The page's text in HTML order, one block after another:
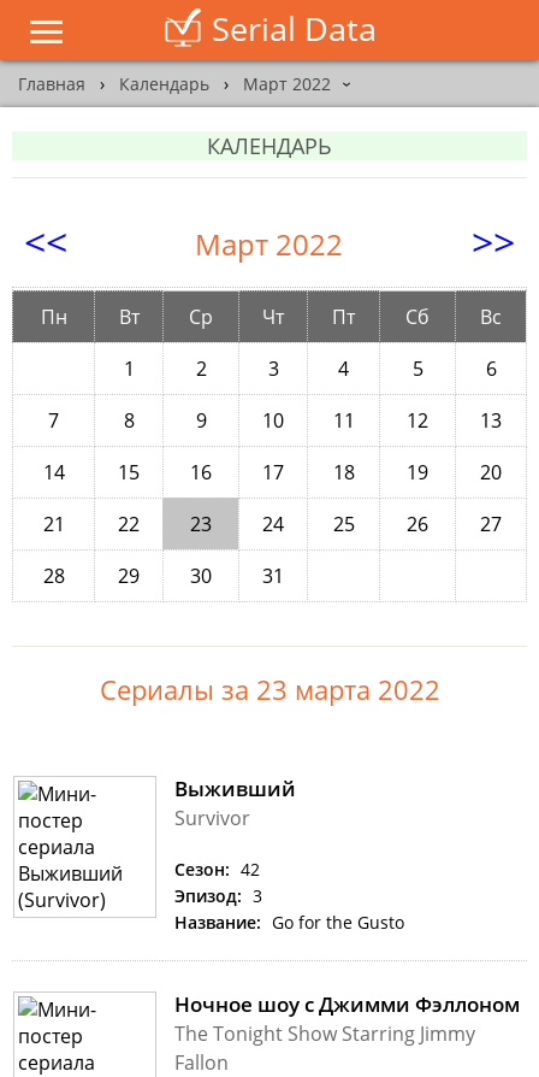
Serial Data
Главная › Календарь › Март 2022 ›
КАЛЕНДАРЬ
<< Март 2022 >>
Пн Вт Ср Чт Пт Сб
Вс
1
2 3 4 5
6
7
8 9 10 11 12
13
14
15 16 17 18 19
20
21
22 23 24 25 26
27
28
29 30 31
Сериалы за 23 марта 2022
Выживший
Survivor
Сезон: 42
Эпизод: 3
Название: Go for the Gusto
Ночное шоу с Джимми Фэллоном
The Tonight Show Starring Jimmy
Fallon